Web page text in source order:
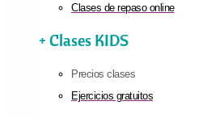
Clases de repaso online
+ Clases KIDS
Precios clases
Ejercicios gratuitos